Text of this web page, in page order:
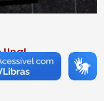
Una!